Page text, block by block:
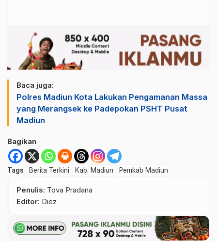
Baca juga:
Polres Madiun Kota Lakukan Pengamanan Massa
yang Merangsek ke Padepokan PSHT Pusat
Madiun
Bagikan
Tags Berita Terkini Kab. Madiun Pemkab Madiun
Penulis: Tova Pradana
Editor: Diez